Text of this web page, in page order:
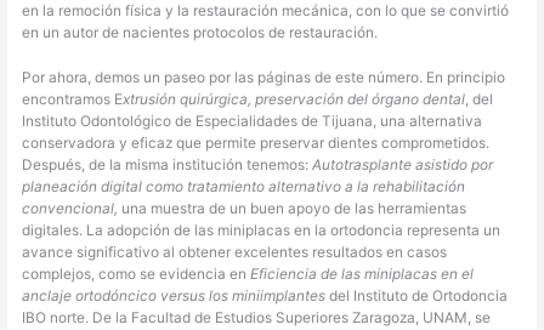
en la remoción física y la restauración mecánica, con lo que se convirtió
en un autor de nacientes protocolos de restauración.
Por ahora, demos un paseo por las páginas de este número. En principio
encontramos Extrusión quirúrgica, preservación del órgano dental, del
Instituto Odontológico de Especialidades de Tijuana, una alternativa
conservadora y eficaz que permite preservar dientes comprometidos.
Después, de la misma institución tenemos: Autotrasplante asistido por
planeación digital como tratamiento alternativo a la rehabilitación
convencional, una muestra de un buen apoyo de las herramientas
digitales. La adopción de las miniplacas en la ortodoncia representa un
avance significativo al obtener excelentes resultados en casos
complejos, como se evidencia enEficiencia de las miniplacas en el
anclaje ortodóncico versus los miniimplantes del Instituto de Ortodoncia
IBO norte. De la Facultad de Estudios Superiores Zaragoza, UNAM, se